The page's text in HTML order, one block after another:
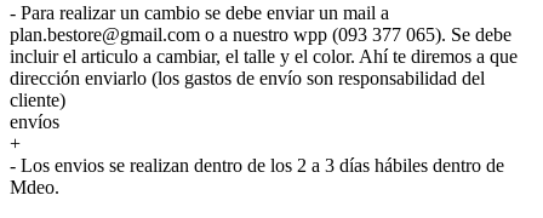
- Para realizar un cambio se debe enviar un mail a
plan.bestore@gmail.com o a nuestro wpp (093 377 065). Se debe
incluir el articulo a cambiar, el talle y el color. Ahí te diremos a que
dirección enviarlo (los gastos de envío son responsabilidad del
cliente)
envíos
+
- Los envios se realizan dentro de los 2 a 3 días hábiles dentro de
Mdeo.